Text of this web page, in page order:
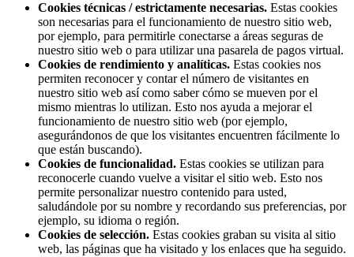
Cookies técnicas / estrictamente necesarias. Estas cookies
son necesarias para el funcionamiento de nuestro sitio web,
por ejemplo, para permitirle conectarse a áreas seguras de
nuestro sitio web o para utilizar una pasarela de pagos virtual.
Cookies de rendimiento y analíticas. Estas cookies nos
permiten reconocer y contar el número de visitantes en
nuestro sitio web así como saber cómo se mueven por el
mismo mientras lo utilizan. Esto nos ayuda a mejorar el
funcionamiento de nuestro sitio web (por ejemplo,
asegurándonos de que los visitantes encuentren fácilmente lo
que están buscando).
Cookies de funcionalidad. Estas cookies se utilizan para
reconocerle cuando vuelve a visitar el sitio web. Esto nos
permite personalizar nuestro contenido para usted,
saludándole por su nombre y recordando sus preferencias, por
ejemplo, su idioma o región.
Cookies de selección. Estas cookies graban su visita al sitio
web, las páginas que ha visitado y los enlaces que ha seguido.